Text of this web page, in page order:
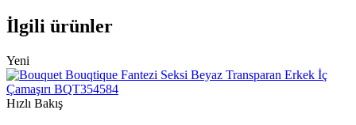
İlgili ürünler
Yeni
Hızlı Bakış